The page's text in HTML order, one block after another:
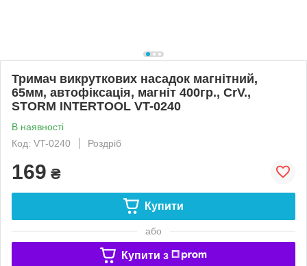
Тримач викруткових насадок магнітний,
65мм, автофіксація, магніт 400гр., CrV.,
STORM INTERTOOL VT-0240
В наявності
Код: VT-0240
Роздріб
169 ₴
Купити
або
Купити з